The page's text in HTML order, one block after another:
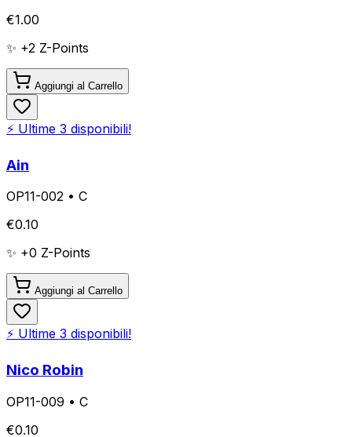
€1.00
✨ +2 Z-Points
Aggiungi al Carrello
⚡ Ultime 3 disponibili!
Ain
OP11-002 • C
€0.10
✨ +0 Z-Points
Aggiungi al Carrello
⚡ Ultime 3 disponibili!
Nico Robin
OP11-009 • C
€0.10